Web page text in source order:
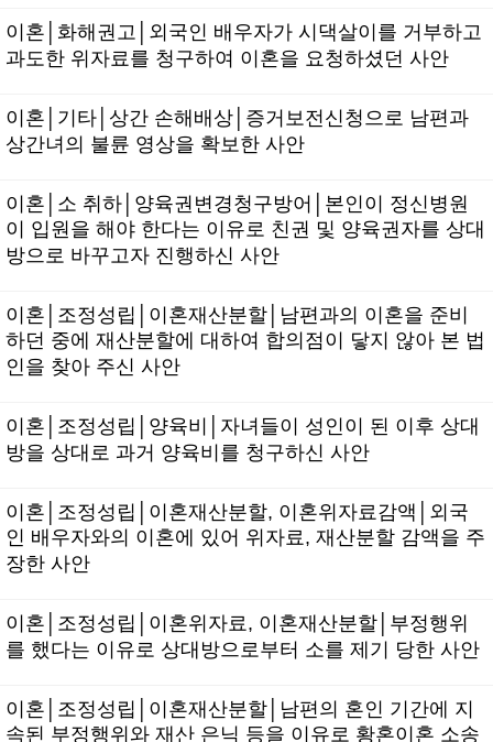
이혼│화해권고│외국인 배우자가 시댁살이를 거부하고
과도한 위자료를 청구하여 이혼을 요청하셨던 사안
이혼│기타│상간 손해배상│증거보전신청으로 남편과
상간녀의 불륜 영상을 확보한 사안
이혼│소 취하│양육권변경청구방어│본인이 정신병원
이 입원을 해야 한다는 이유로 친권 및 양육권자를 상대
방으로 바꾸고자 진행하신 사안
이혼│조정성립│이혼재산분할│남편과의 이혼을 준비
하던 중에 재산분할에 대하여 합의점이 닿지 않아 본 법
인을 찾아 주신 사안
이혼│조정성립│양육비│자녀들이 성인이 된 이후 상대
방을 상대로 과거 양육비를 청구하신 사안
이혼│조정성립│이혼재산분할, 이혼위자료감액│외국
인 배우자와의 이혼에 있어 위자료, 재산분할 감액을 주
장한 사안
이혼│조정성립│이혼위자료, 이혼재산분할│부정행위
를 했다는 이유로 상대방으로부터 소를 제기 당한 사안
이혼│조정성립│이혼재산분할│남편의 혼인 기간에 지
속된 부정행위와 재산 은닉 등을 이유로 황혼이혼 소송